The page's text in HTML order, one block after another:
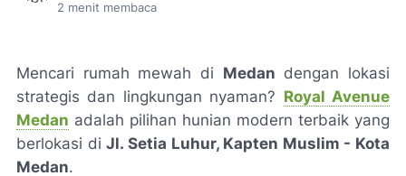
2 menit membaca
Mencari rumah mewah di Medan dengan lokasi
strategis dan lingkungan nyaman? Royal Avenue
Medan adalah pilihan hunian modern terbaik yang
berlokasi diJl. Setia Luhur, Kapten Muslim - Kota
Medan.